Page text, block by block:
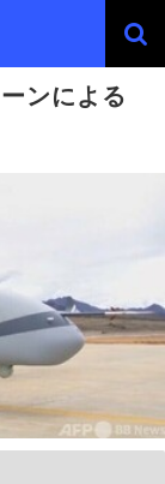
ンによる